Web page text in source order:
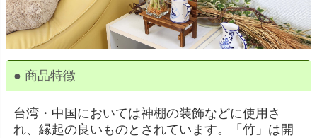
● 商品特徴
台湾・中国においては神棚の装飾などに使用さ
れ、縁起の良いものとされています。「竹」は開